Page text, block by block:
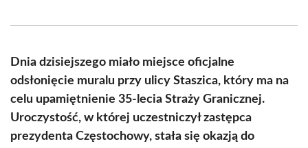
(Twitter)
Dnia dzisiejszego miało miejsce oficjalne
odsłonięcie muralu przy ulicy Staszica, który ma na
celu upamiętnienie 35-lecia Straży Granicznej.
Uroczystość, w której uczestniczył zastępca
prezydenta Częstochowy, stała się okazją do